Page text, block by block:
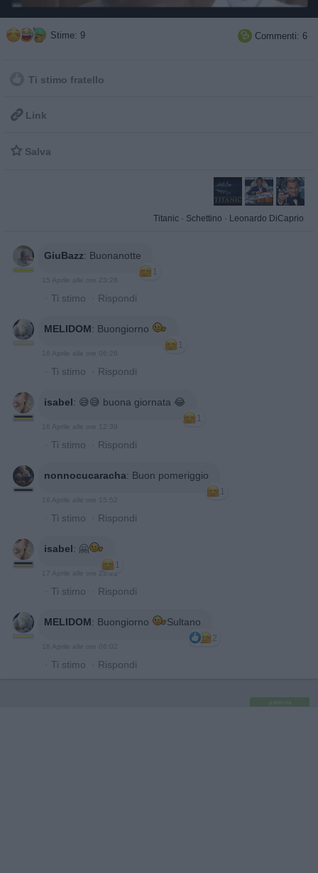
Stime: 9  Commenti: 6
Ti stimo fratello
 Link
 Salva
Titanic · Schettino · Leonardo DiCaprio
GiuBazz: Buonanotte
1
15 Aprile alle ore 23:28
· Ti stimo · Rispondi
MELIDOM: Buongiorno
1
16 Aprile alle ore 06:26
· Ti stimo · Rispondi
isabel: 😅😅 buona giornata 😂
1
16 Aprile alle ore 12:39
· Ti stimo · Rispondi
nonnocucaracha: Buon pomeriggio
1
16 Aprile alle ore 15:52
· Ti stimo · Rispondi
isabel: 🤗
1
17 Aprile alle ore 22:21
· Ti stimo · Rispondi
MELIDOM: Buongiorno Sultano
2
18 Aprile alle ore 06:02
· Ti stimo · Rispondi
pubblicità